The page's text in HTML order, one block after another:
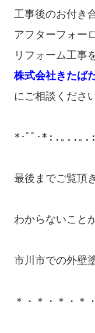
工事後のお付き
アフターフォー
株式会社きたば
にご相談ください
*･ﾟﾟ･*:.｡..｡
最後までご覧頂
わからないこと
市川市での外壁
＊・＊・＊・＊